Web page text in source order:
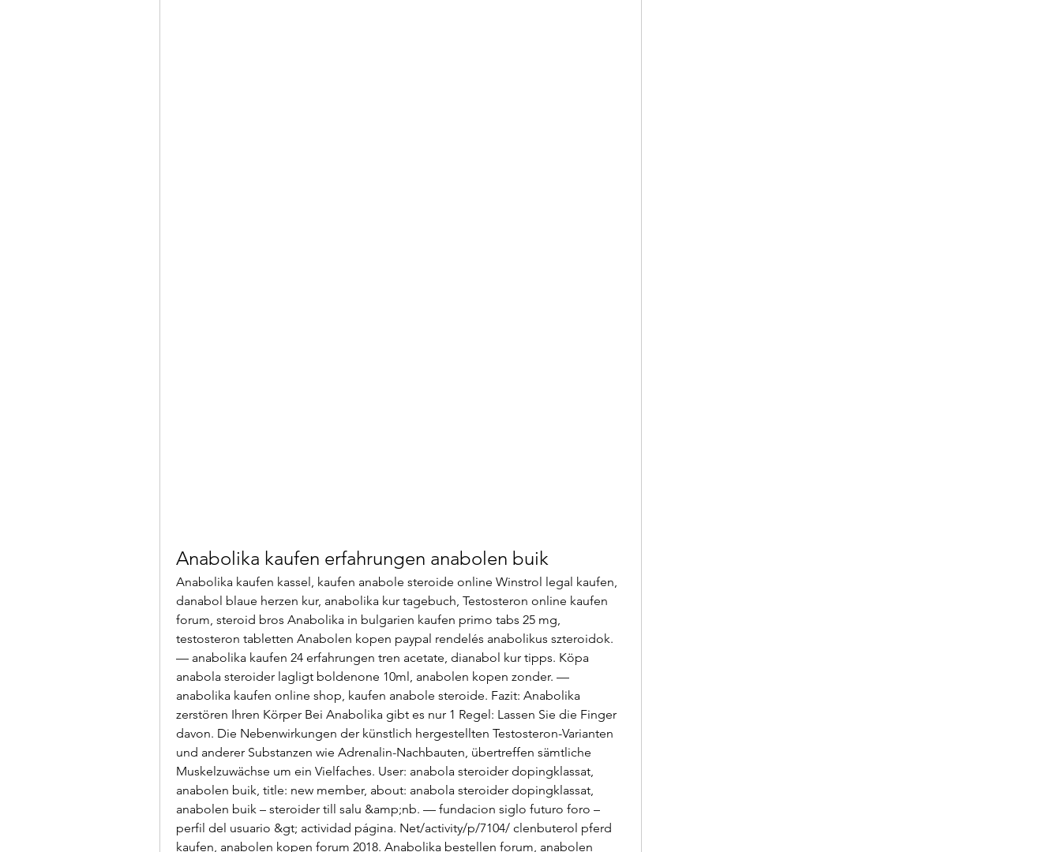
Anabolika kaufen erfahrungen anabolen buik
Anabolika kaufen kassel, kaufen anabole steroide online Winstrol legal kaufen,
danabol blaue herzen kur, anabolika kur tagebuch, Testosteron online kaufen
forum, steroid bros Anabolika in bulgarien kaufen primo tabs 25 mg,
testosteron tabletten Anabolen kopen paypal rendelés anabolikus szteroidok.
— anabolika kaufen 24 erfahrungen tren acetate, dianabol kur tipps. Köpa
anabola steroider lagligt boldenone 10ml, anabolen kopen zonder. —
anabolika kaufen online shop, kaufen anabole steroide. Fazit: Anabolika
zerstören Ihren Körper Bei Anabolika gibt es nur 1 Regel: Lassen Sie die Finger
davon. Die Nebenwirkungen der künstlich hergestellten Testosteron-Varianten
und anderer Substanzen wie Adrenalin-Nachbauten, übertreffen sämtliche
Muskelzuwächse um ein Vielfaches. User: anabola steroider dopingklassat,
anabolen buik, title: new member, about: anabola steroider dopingklassat,
anabolen buik – steroider till salu &amp;nb. — fundacion siglo futuro foro –
perfil del usuario &gt; actividad página. Net/activity/p/7104/ clenbuterol pferd
kaufen, anabolen kopen forum 2018. Anabolika bestellen forum, anabolen